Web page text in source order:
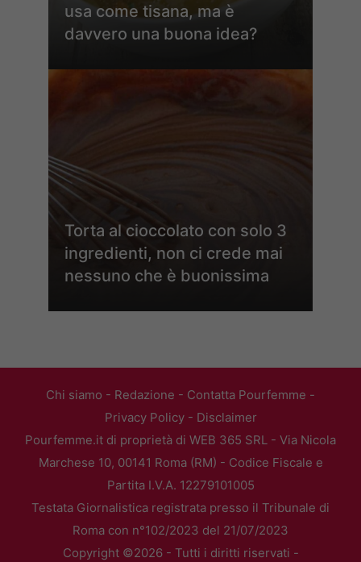
usa come tisana, ma è
davvero una buona idea?
Torta al cioccolato con solo 3
ingredienti, non ci crede mai
nessuno che è buonissima
Chi siamo - Redazione - Contatta Pourfemme -
Privacy Policy- Disclaimer
Pourfemme.it di proprietà di WEB 365 SRL - Via Nicola
Marchese 10, 00141 Roma (RM) - Codice Fiscale e
Partita I.V.A. 12279101005
Testata Giornalistica registrata presso il Tribunale di
Roma con n°102/2023 del 21/07/2023
Copyright ©2026 - Tutti i diritti riservati -